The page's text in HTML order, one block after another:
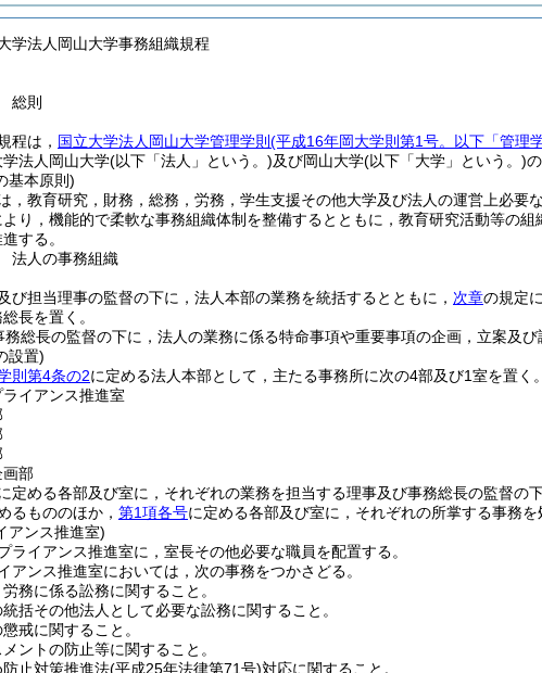
学法人岡山大学事務組織規程
総則
程は， 国立大学法人岡山大学管理学則 (平成16年岡大学則第1号。以下「管理
学法人岡山大学(以下「法人」という。)及び岡山大学(以下「大学」という。)
基本原則)
，教育研究，財務，総務，労務，学生支援その他大学及び法人の運営上必
り，機能的で柔軟な事務組織体制を整備するとともに，教育研究活動等の
する。
法人の事務組織
び担当理事の監督の下に，法人本部の業務を統括するとともに， 次章の規定
長を置く。
務総長の監督の下に，法人の業務に係る特命事項や重要事項の企画，立案及
設置)
則第4条の2に定める法人本部として，主たる事務所に次の4部及び1室を置く
ライアンス推進室
画部
定める各部及び室に，それぞれの業務を担当する理事及び事務総長の監督
るもののほか， 第1項各号に定める各部及び室に，それぞれの所掌する事務
アンス推進室)
ライアンス推進室に，室長その他必要な職員を配置する。
アンス推進室においては，次の事務をつかさどる。
労務に係る訟務に関すること。
括その他法人として必要な訟務に関すること。
戒に関すること。
ントの防止等に関すること。
防止対策推進法(平成25年法律第71号)対応に関すること。